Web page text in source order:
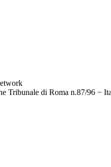
Tribunale di Roma n.87/96 −